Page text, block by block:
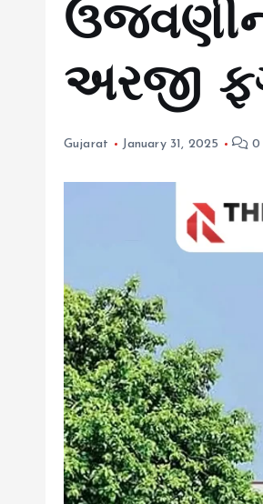
અરજી
Gujarat January 31, 2025 0